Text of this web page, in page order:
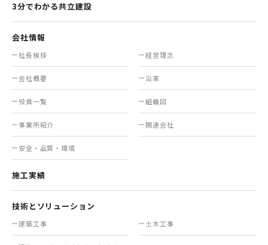
3分でわかる共立建設
会社情報
社長挨拶 経営理念
会社概要 沿革
役員一覧 組織図
事業所紹介 関連会社
安全・品質・環境
施工実績
技術とソリューション
建築工事 土木工事